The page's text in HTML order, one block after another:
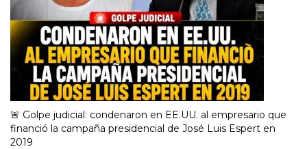
🚨 Golpe judicial: condenaron en EE.UU. al empresario que
financió la campaña presidencial de José Luis Espert en
2019